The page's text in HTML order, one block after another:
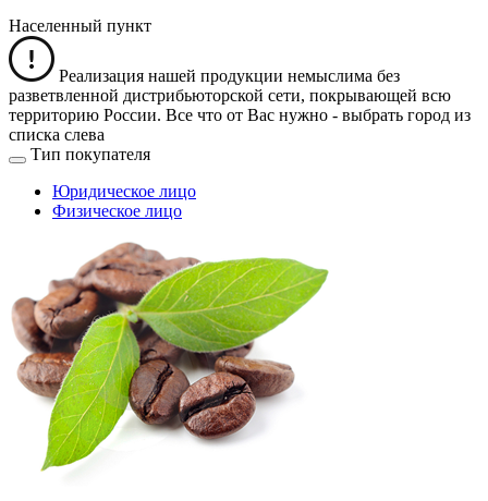
Населенный пункт
Реализация нашей продукции немыслима без
разветвленной дистрибьюторской сети, покрывающей всю
территорию России. Все что от Вас нужно - выбрать город из
списка слева
Тип покупателя
Юридическое лицо
Физическое лицо